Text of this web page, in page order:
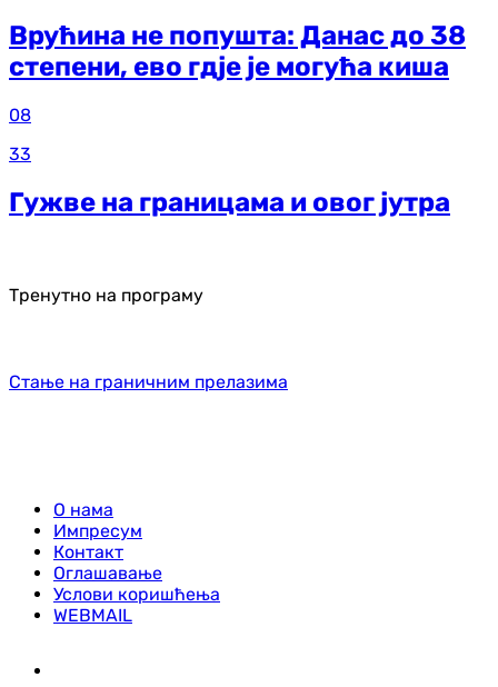
Врућина не попушта: Данас до 38
степени, ево гдје је могућа киша
08
33
Гужве на границама и овог јутра
Тренутно на програму
Стање на граничним прелазима
О нама
Импресум
Контакт
Оглашавање
Услови коришћења
WEBMAIL